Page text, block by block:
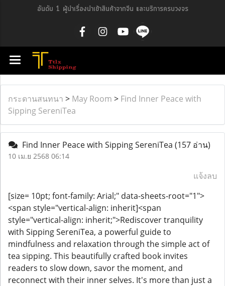
อันดับ 1 ผู้นำเรื่องนำเข้าสินค้าจากจีน และบริการครบวงจร
กระดานสนทนา > May Room > Find Inner Peace with
Sipping SereniTea
Find Inner Peace with Sipping SereniTea (157 อ่าน)
10 เม.ย 2568 06:14
แจ้งลบ
[size= 10pt; font-family: Arial;" data-sheets-root="1">
<span style="vertical-align: inherit]<span
style="vertical-align: inherit;">Rediscover tranquility
with Sipping SereniTea, a powerful guide to
mindfulness and relaxation through the simple act of
tea sipping. This beautifully crafted book invites
readers to slow down, savor the moment, and
reconnect with their inner selves. It's more than just a